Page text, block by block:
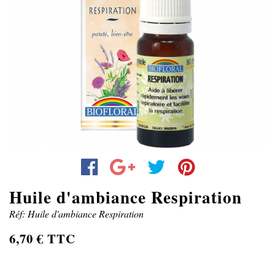
Huile d'ambiance Respiration
Réf: Huile d'ambiance Respiration
6,70 € TTC